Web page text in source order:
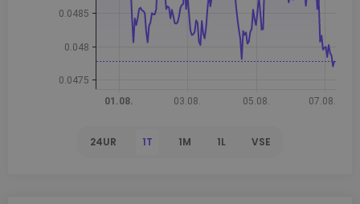
24UR 1T 1M 1L VSE